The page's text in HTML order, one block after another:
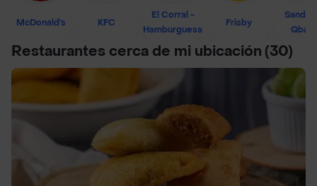
McDonald's KFC
El Corral -
Hamburguesa
Frisby
Restaurantes cerca de mi ubicación (30)